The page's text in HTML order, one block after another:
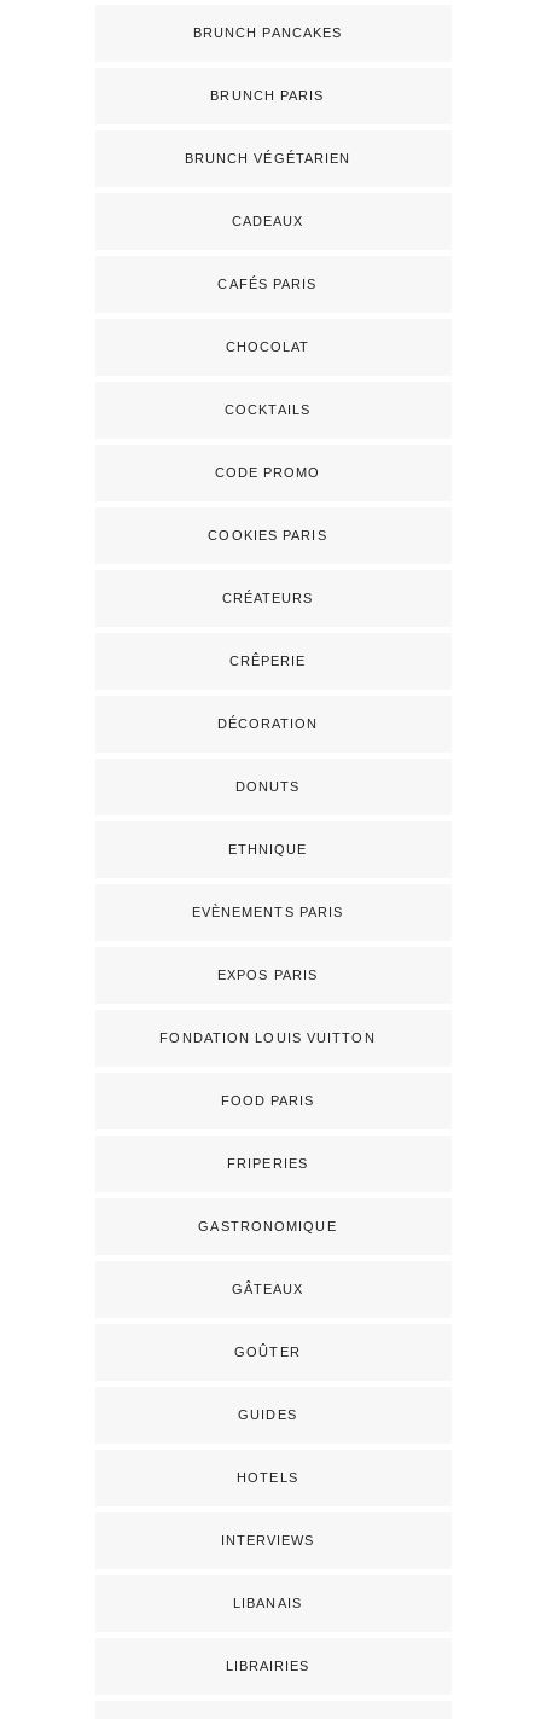
BRUNCH PANCAKES
BRUNCH PARIS
BRUNCH VÉGÉTARIEN
CADEAUX
CAFÉS PARIS
CHOCOLAT
COCKTAILS
CODE PROMO
COOKIES PARIS
CRÉATEURS
CRÊPERIE
DÉCORATION
DONUTS
ETHNIQUE
EVÈNEMENTS PARIS
EXPOS PARIS
FONDATION LOUIS VUITTON
FOOD PARIS
FRIPERIES
GASTRONOMIQUE
GÂTEAUX
GOÛTER
GUIDES
HOTELS
INTERVIEWS
LIBANAIS
LIBRAIRIES